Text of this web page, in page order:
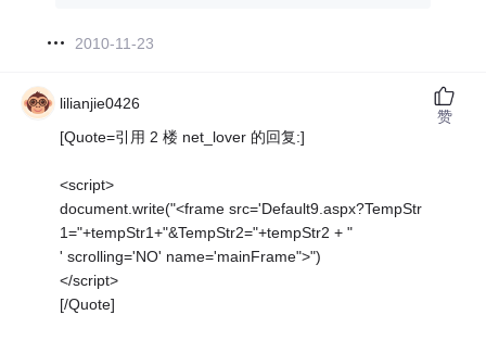
2010-11-23
lilianjie0426
[Quote=引用 2 楼 net_lover 的回复:]
<script>
document.write("<frame src='Default9.aspx?TempStr
1="+tempStr1+"&TempStr2="+tempStr2 + "
' scrolling='NO' name='mainFrame">")
</script>
[/Quote]
赞